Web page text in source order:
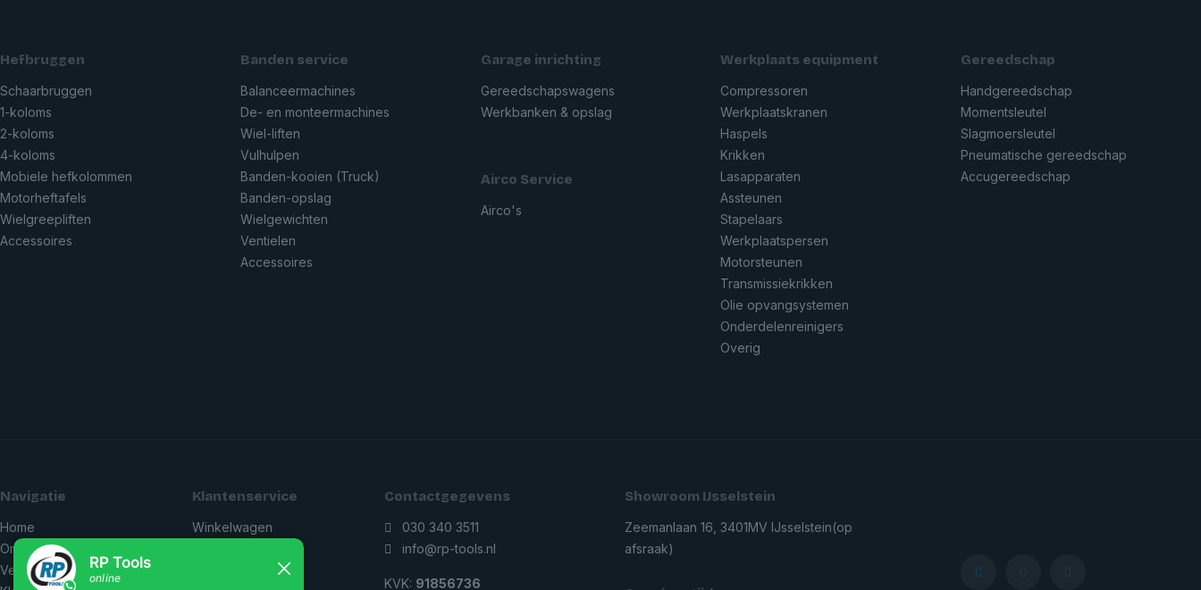
Hefbruggen
Schaarbruggen
1-koloms
2-koloms
4-koloms
Mobiele hefkolommen
Motorheftafels
Wielgreepliften
Accessoires
Banden service
Balanceermachines
De- en monteermachines
Wiel-liften
Vulhulpen
Banden-kooien (Truck)
Banden-opslag
Wielgewichten
Ventielen
Accessoires
Garage inrichting
Gereedschapswagens
Werkbanken & opslag
Airco Service
Airco's
Werkplaats equipment
Compressoren
Werkplaatskranen
Haspels
Krikken
Lasapparaten
Assteunen
Stapelaars
Werkplaatspersen
Motorsteunen
Transmissiekrikken
Olie opvangsystemen
Onderdelenreinigers
Overig
Gereedschap
Handgereedschap
Momentsleutel
Slagmoersleutel
Pneumatische gereedschap
Accugereedschap
Navigatie
Home
Onderhoud & APK
Verhuizen
Klantenservice
Winkelwagen
Contactgegevens
030 340 3511
info@rp-tools.nl
KVK: 91856736
Showroom IJsselstein
Zeemanlaan 16, 3401MV IJsselstein(op
afsraak)